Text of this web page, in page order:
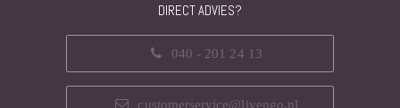
DIRECT ADVIES?
040 - 201 24 13
customerservice@livengo.nl